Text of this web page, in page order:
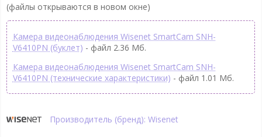
(файлы открываются в новом окне)
Камера видеонаблюдения Wisenet SmartCam SNH-
V6410PN (буклет) - файл 2.36 Мб.
Камера видеонаблюдения Wisenet SmartCam SNH-
V6410PN (технические характеристики) - файл 1.01 Мб.
Производитель (бренд): Wisenet